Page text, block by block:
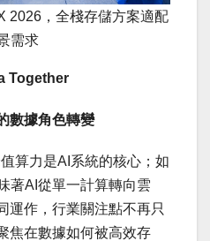
2026，全棧存儲方案適配
需求
Together
數據角色轉變
算力是AI系統的核心；如
著AI 從單一計算轉向雲
運作，行業關注點不再只
焦在數據如何被高效存